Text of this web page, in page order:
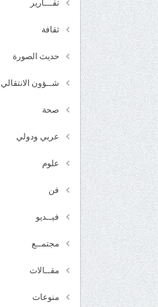
تقـــارير
ثقافة
حديث الصورة
شــؤون الانتقالي
صحة
عربي ودولي
علوم
فن
فيــديو
مجتمــع
مقــالات
منوعات